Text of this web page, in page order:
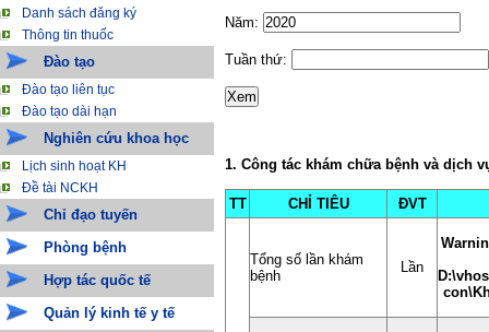
Danh sách đăng ký
Thông tin thuốc
Đào tạo
Đào tạo liên tục
Đào tạo dài hạn
Nghiên cứu khoa học
Lịch sinh hoạt KH
Đề tài NCKH
Chỉ đạo tuyến
Phòng bệnh
Hợp tác quốc tế
Quản lý kinh tế y tế
Năm:
Tuần thứ:
1. Công tác khám chữa bệnh và dịch
TT CHỈ TIÊU ĐVT
Tổng số lần khám
bệnh
Lần